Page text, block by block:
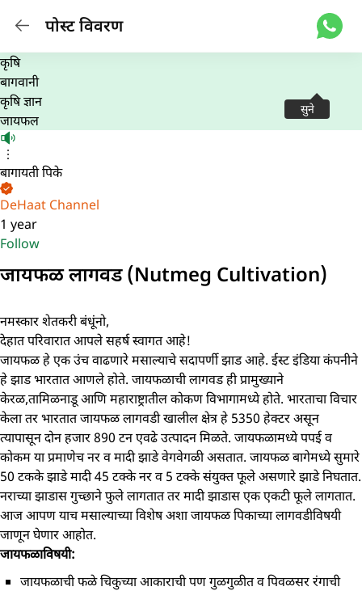
पोस्ट विवरण
सुने
कृषि
बागवानी
कृषि ज्ञान
जायफल
बागायती पिके
DeHaat Channel
1 year
Follow
जायफळ लागवड (Nutmeg Cultivation)
नमस्कार शेतकरी बंधूंनो,
देहात परिवारात आपले सहर्ष स्वागत आहे!
जायफळ हे एक उंच वाढणारे मसाल्याचे सदापर्णी झाड आहे. ईस्ट इंडिया कंपनीने
हे झाड भारतात आणले होते. जायफळाची लागवड ही प्रामुख्याने
केरळ,तामिळनाडू आणि महाराष्ट्रातील कोकण विभागामध्ये होते. भारताचा विचार
केला तर भारतात जायफळ लागवडी खालील क्षेत्र हे 5350 हेक्टर असून
त्यापासून दोन हजार 890 टन एवढे उत्पादन मिळते. जायफळामध्‍ये पपई व
कोकम या प्रमाणेच नर व मादी झाडे वेगवेगळी असतात. जायफळ बागेमध्‍ये सुमारे
50 टकके झाडे मादी 45 टक्‍के नर व 5 टक्‍के संयुक्‍त फूले असणारे झाडे निघतात.
नराच्‍या झाडास गुच्‍छाने फुले लागतात तर मादी झाडास एक एकटी फूले लागतात.
आज आपण याच मसाल्याच्या विशेष अशा जायफळ पिकाच्या लागवडीविषयी
जाणून घेणार आहोत.
जायफळाविषयी:
जायफळाची फळे चिकुच्‍या आकाराची पण गुळगुळीत व पिवळसर रंगाची